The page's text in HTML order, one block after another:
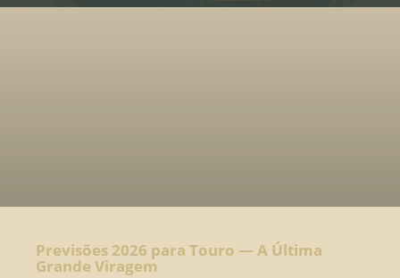
Previsões 2026 para Touro — A Última
Grande Viragem